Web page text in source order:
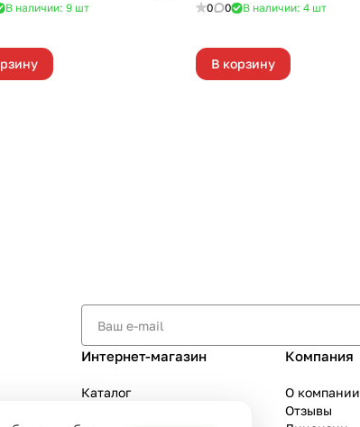
В наличии: 9 шт 0 0 В наличии: 4 шт
В корзину
Интернет-магазин
Каталог
Компания
О компании
Отзывы